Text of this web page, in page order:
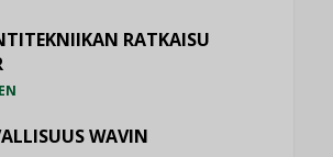
RATKAISU
WAVIN